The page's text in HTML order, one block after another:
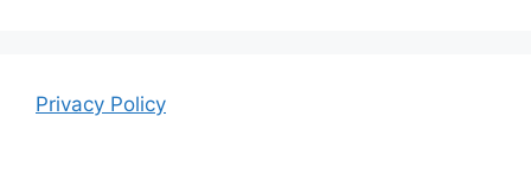
Privacy Policy